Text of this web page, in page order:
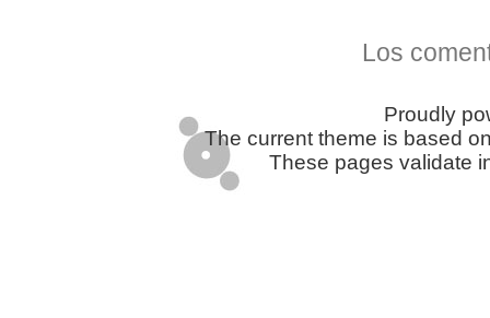
Los
Proudly
The current theme is based
These pages validate